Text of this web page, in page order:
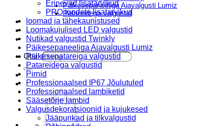
Päikesepaneeliga Aiavalgusti Lumiz
Patareidega valgustid
Päikeselaternad Lumiz
Valguskettide paigaldus
Blogi
Otsi:
Erinevad lisatarvikud
PRO toodete lisatarvikud
loomad ja tähekaunistused
Loomakujulised LED valgustid
Nutikad valgustid Twinkly
Päikesepaneeliga Aiavalgusti Lumiz
Päikesepatareiga valgustid
Patareidega valgustid
Pirnid
Professionaalsed IP67 Jõulutuled
Professionaalsed lambiketid
Sääsetõrje lambid
Valgusdekoratsioonid ja kujukesed
Jääpurikad ja tilkvalgustid